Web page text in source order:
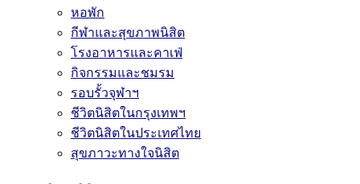
หอพัก
กีฬาและสุขภาพนิสิต
โรงอาหารและคาเฟ่
กิจกรรมและชมรม
รอบรั้วจุฬาฯ
ชีวิตนิสิตในกรุงเทพฯ
ชีวิตนิสิตในประเทศไทย
สุขภาวะทางใจนิสิต